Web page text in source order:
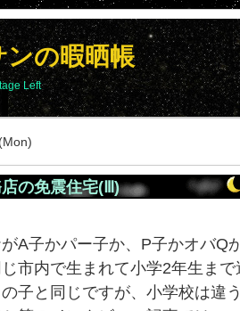
の暇晒帳
Left
の免震住宅(Ⅲ)
A子かパー子か、P子かオバQ
市内で生まれて小学2年生ま
子と同じですが、小学校は違